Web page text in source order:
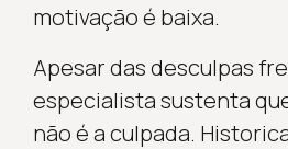
motivação é baixa.
Apesar das desculpas
especialista sustenta
não é a culpada.